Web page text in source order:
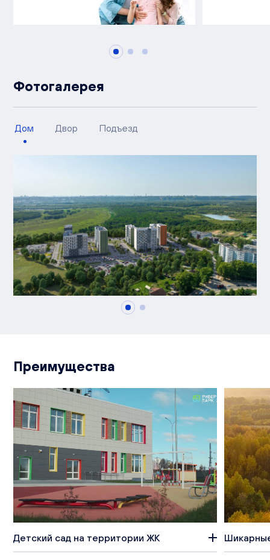
Фотогалерея
Дом Двор Подъезд
Преимущества
Детский сад на территории ЖК